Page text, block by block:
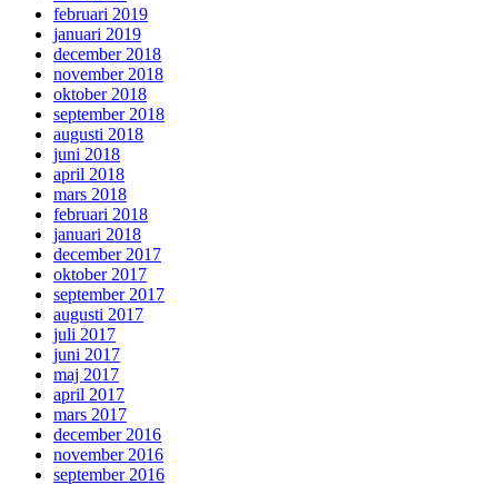
februari 2019
januari 2019
december 2018
november 2018
oktober 2018
september 2018
augusti 2018
juni 2018
april 2018
mars 2018
februari 2018
januari 2018
december 2017
oktober 2017
september 2017
augusti 2017
juli 2017
juni 2017
maj 2017
april 2017
mars 2017
december 2016
november 2016
september 2016